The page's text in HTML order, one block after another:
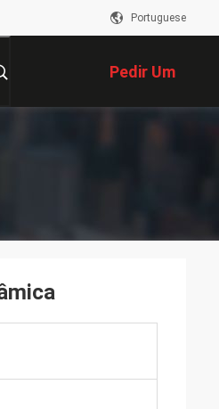
Portuguese
Pedir Um
Orçamento